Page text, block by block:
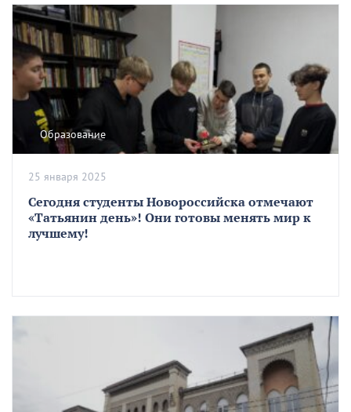
Образование
Сегодня студенты Новороссийска отмечают
«Татьянин день»! Они готовы менять мир к
лучшему!
25 января 2025